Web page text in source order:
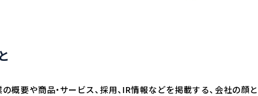
概要や商品・サービス、採用、IR情報などを掲載する、会社の顔と